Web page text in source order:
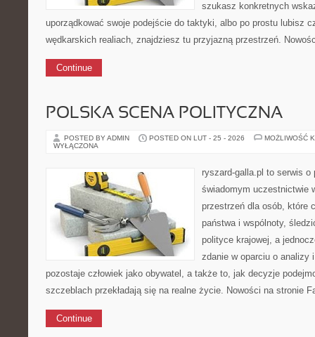
szukasz konkretnych
uporządkować swoje podejście do taktyki, albo po prostu lubisz
wędkarskich realiach, znajdziesz tu przyjazną przestrzeń.
Continue
POLSKA SCENA POLITYCZNA
POSTED BY ADMIN POSTED ON LUT - 25 - 2026
MOŻLIWOŚĆ
WYŁĄCZONA
ryszard-galla.pl to serwis
świadomym uczestnictwie
przestrzeń dla osób, które
państwa i wspólnoty,
polityce krajowej, a
zdanie w oparciu o analizy
pozostaje człowiek jako obywatel, a także to, jak decyzje
szczeblach przekładają się na realne życie. Nowości na stronie
Continue